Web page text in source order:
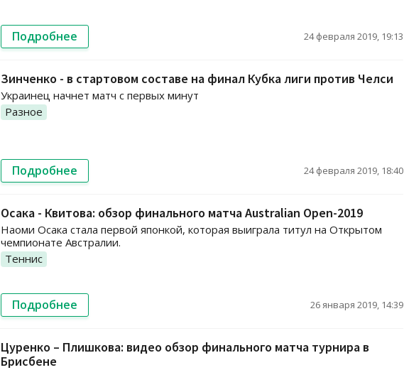
Подробнее 24 февраля 2019, 19:13
Зинченко - в стартовом составе на финал Кубка лиги против Челси
Украинец начнет матч с первых минут
Разное
Подробнее 24 февраля 2019, 18:40
Осака - Квитова: обзор финального матча Australian Open-2019
Наоми Осака стала первой японкой, которая выиграла титул на Открытом
чемпионате Австралии.
Теннис
Подробнее 26 января 2019, 14:39
Цуренко – Плишкова: видео обзор финального матча турнира в
Брисбене